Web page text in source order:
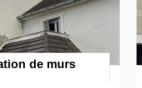
de murs